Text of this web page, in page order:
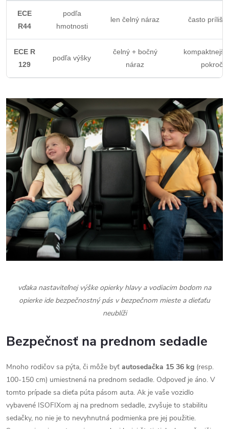
ECE
R44
podľa
hmotnosti
len čelný náraz často príliš
ECE R
129
podľa výšky
čelný + bočný
náraz
vďaka nastaviteľnej výške opierky hlavy a vodiacim bodom na
opierke ide bezpečnostný pás v bezpečnom mieste a dieťaťu
neublíži
Bezpečnosť na prednom sedadle
Mnoho rodičov sa pýta, či môže byť autosedačka 15 36 kg (resp.
100-150 cm) umiestnená na prednom sedadle. Odpoveď je áno. V
tomto prípade sa dieťa púta pásom auta. Ak je vaše vozidlo
vybavené ISOFIXom aj na prednom sedadle, zvyšuje to stabilitu
sedačky, no nie je to nevyhnutná podmienka pre jej použitie.